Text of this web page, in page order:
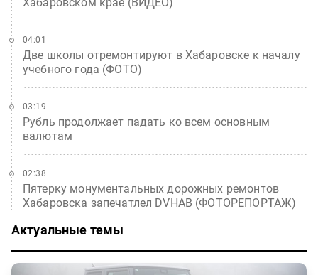
Две школы отремонтируют в Хабаровске к началу
учебного года (ФОТО)
04:01
Рубль продолжает падать ко всем основным
валютам
03:19
Пятерку монументальных дорожных ремонтов
Хабаровска запечатлел DVHAB (ФОТОРЕПОРТАЖ)
02:38
Актуальные темы